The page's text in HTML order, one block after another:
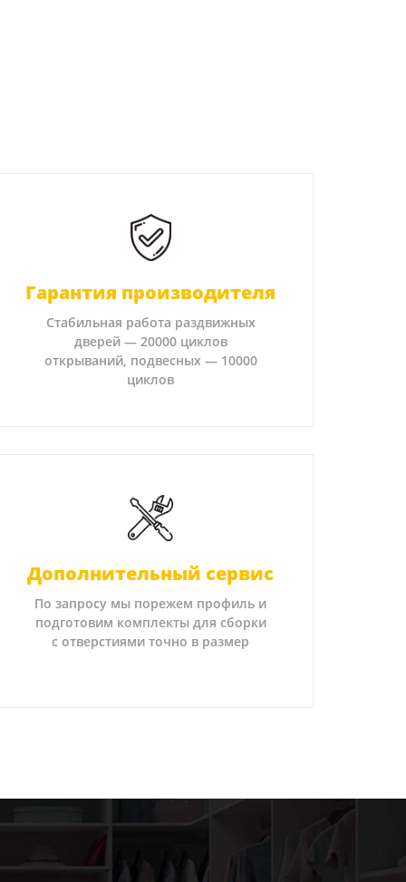
Гарантия производителя
Стабильная работа раздвижных
дверей — 20000 циклов
открываний, подвесных — 10000
циклов
Дополнительный сервис
По запросу мы порежем профиль и
подготовим комплекты для сборки
с отверстиями точно в размер